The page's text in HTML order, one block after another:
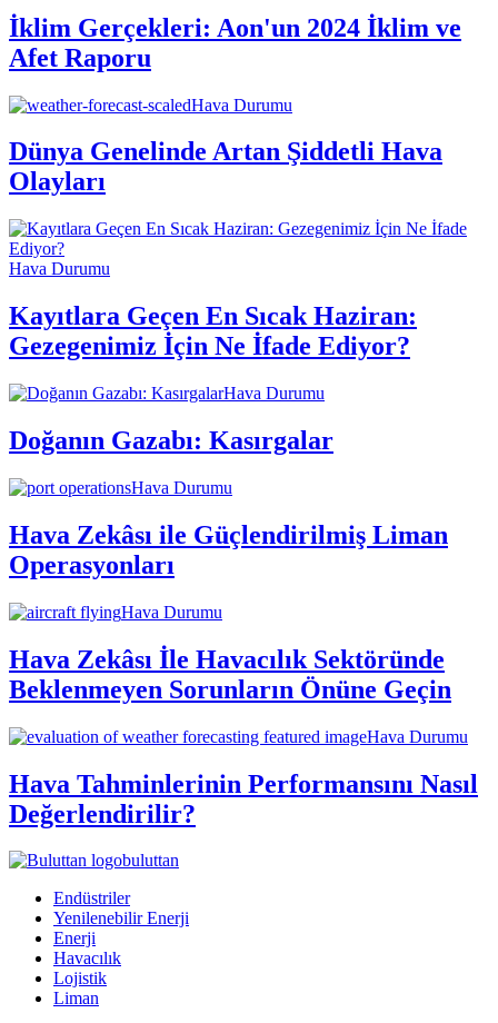
İklim Gerçekleri: Aon'un 2024 İklim ve
Afet Raporu
Hava Durumu
Dünya Genelinde Artan Şiddetli Hava
Olayları
Hava Durumu
Kayıtlara Geçen En Sıcak Haziran:
Gezegenimiz İçin Ne İfade Ediyor?
Hava Durumu
Doğanın Gazabı: Kasırgalar
Hava Durumu
Hava Zekâsı ile Güçlendirilmiş Liman
Operasyonları
Hava Durumu
Hava Zekâsı İle Havacılık Sektöründe
Beklenmeyen Sorunların Önüne Geçin
Hava Durumu
Hava Tahminlerinin Performansını Nasıl
Değerlendirilir?
buluttan
Endüstriler
Yenilenebilir Enerji
Enerji
Havacılık
Lojistik
Liman